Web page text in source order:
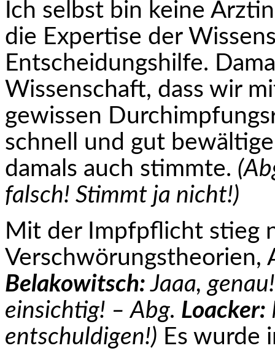
Ich selbst bin keine
die Expertise der
Entscheidungshilfe.
Wissenschaft, dass wir
gewissen
schnell und gut
damals auch stimmte.
falsch! Stimmt ja nicht!)
Mit der Impfpflicht stieg
Verschwörungstheorien,
Belakowitsch: Jaaa,
einsichtig! – Abg. Loacker:
entschuldigen!) Es wurde